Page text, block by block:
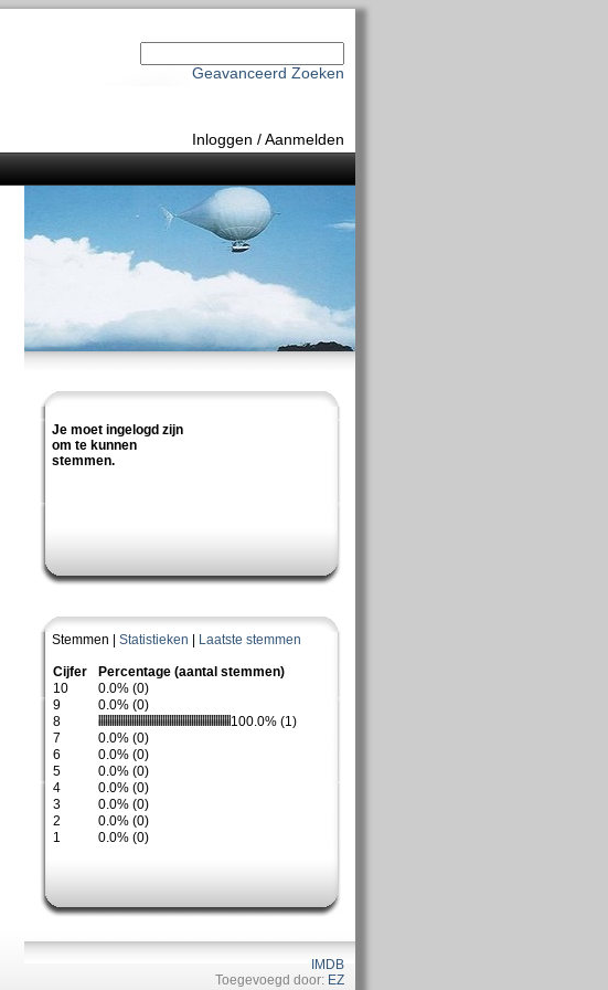
Geavanceerd Zoeken
Inloggen /Aanmelden
Je moet ingelogd zijn
om te kunnen
stemmen.
Stemmen | Statistieken Laatste stemmen
Cijfer
Percentage (aantal stemmen)
10
0.0% (0)
9
0.0% (0)
8
100.0% (1)
7
0.0% (0)
6
0.0% (0)
5
0.0% (0)
4
0.0% (0)
3
0.0% (0)
2
0.0% (0)
1
0.0% (0)
IMDB
Toegevoegd door: EZ